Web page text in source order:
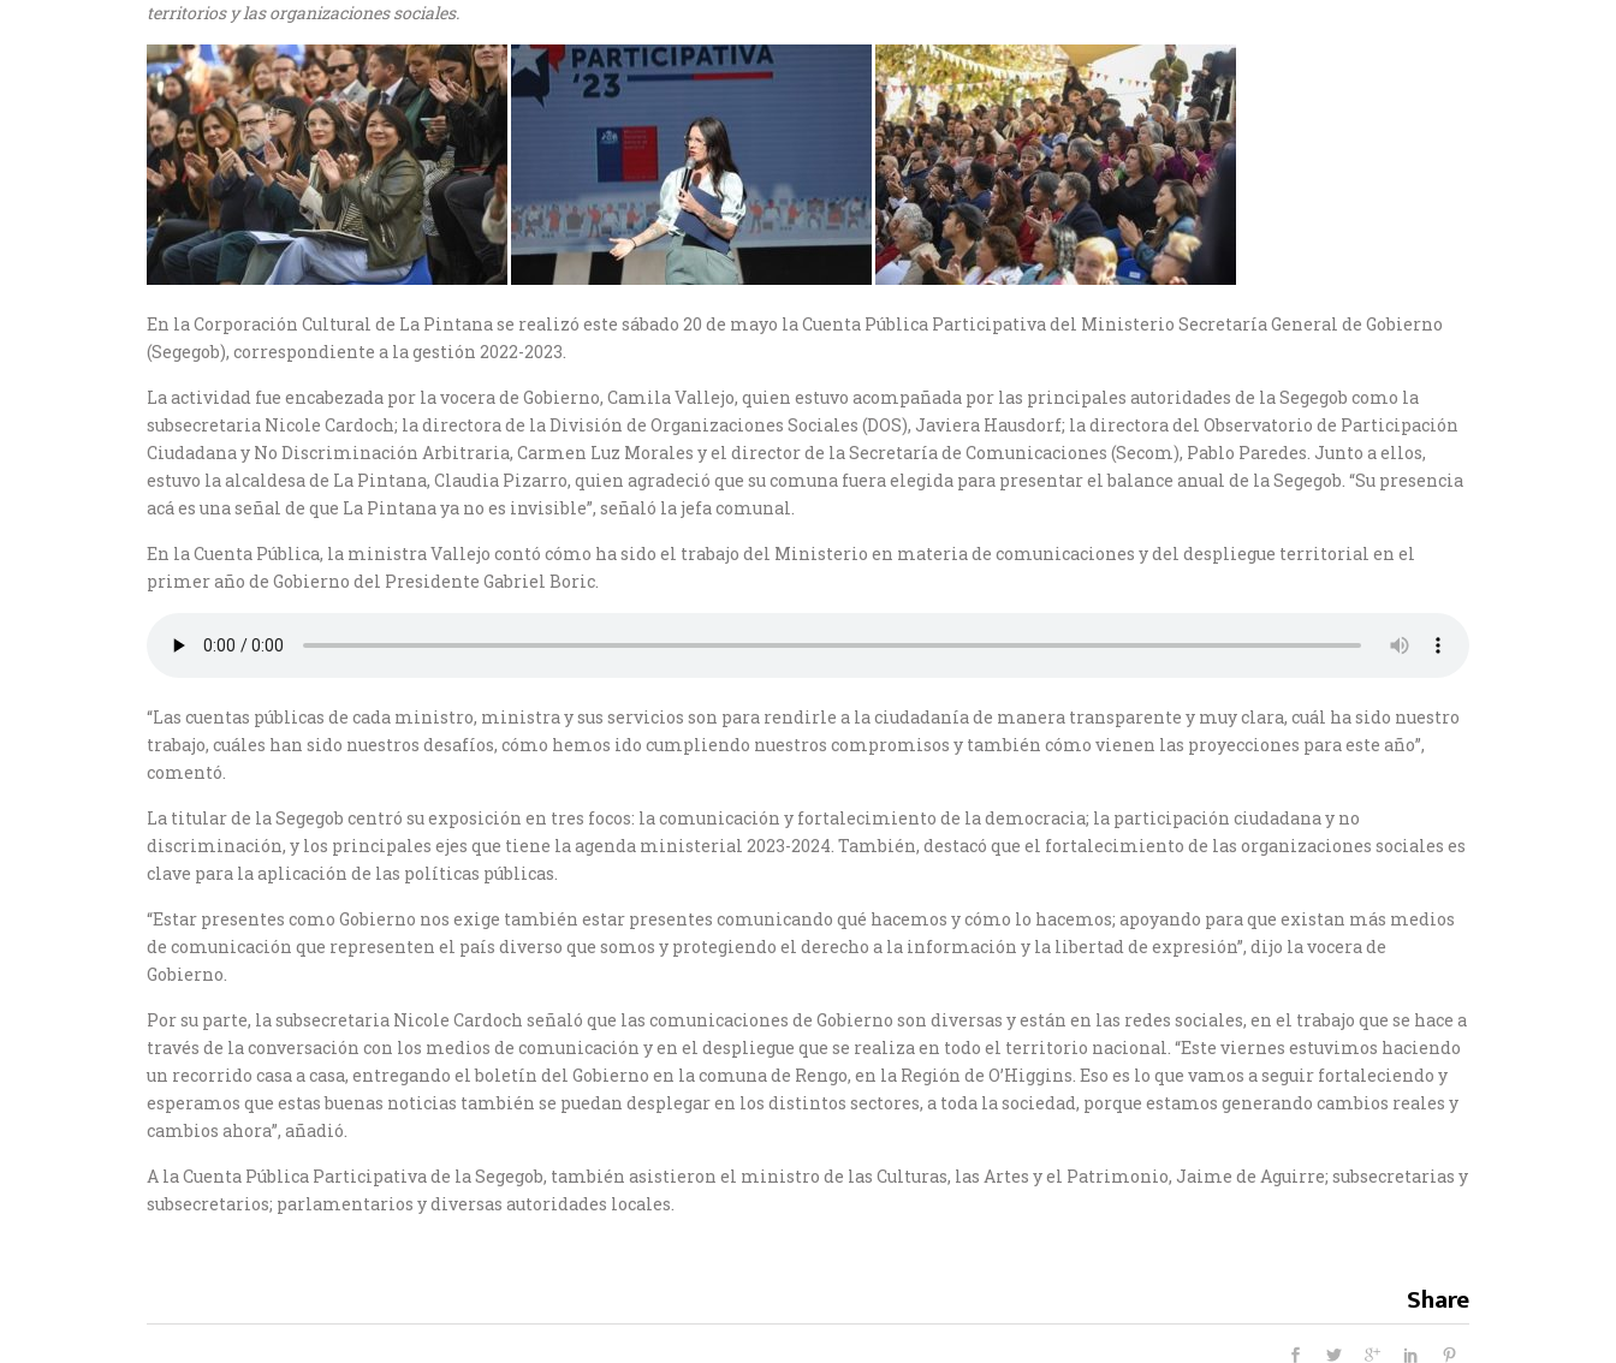
territorios y las organizaciones sociales.
En la Corporación Cultural de La Pintana se realizó este sábado 20 de mayo la Cuenta Pública Participativa del Ministerio Secretaría General de Gobierno
(Segegob), correspondiente a la gestión 2022-2023.
La actividad fue encabezada por la vocera de Gobierno, Camila Vallejo, quien estuvo acompañada por las principales autoridades de la Segegob como la
subsecretaria Nicole Cardoch; la directora de la División de Organizaciones Sociales (DOS), Javiera Hausdorf; la directora del Observatorio de Participación
Ciudadana y No Discriminación Arbitraria, Carmen Luz Morales y el director de la Secretaría de Comunicaciones (Secom), Pablo Paredes. Junto a ellos,
estuvo la alcaldesa de La Pintana, Claudia Pizarro, quien agradeció que su comuna fuera elegida para presentar el balance anual de la Segegob. “Su presencia
acá es una señal de que La Pintana ya no es invisible”, señaló la jefa comunal.
En la Cuenta Pública, la ministra Vallejo contó cómo ha sido el trabajo del Ministerio en materia de comunicaciones y del despliegue territorial en el
primer año de Gobierno del Presidente Gabriel Boric.
“Las cuentas públicas de cada ministro, ministra y sus servicios son para rendirle a la ciudadanía de manera transparente y muy clara, cuál ha sido nuestro
trabajo, cuáles han sido nuestros desafíos, cómo hemos ido cumpliendo nuestros compromisos y también cómo vienen las proyecciones para este año”,
comentó.
La titular de la Segegob centró su exposición en tres focos: la comunicación y fortalecimiento de la democracia; la participación ciudadana y no
discriminación, y los principales ejes que tiene la agenda ministerial 2023-2024. También, destacó que el fortalecimiento de las organizaciones sociales es
clave para la aplicación de las políticas públicas.
“Estar presentes como Gobierno nos exige también estar presentes comunicando qué hacemos y cómo lo hacemos; apoyando para que existan más medios
de comunicación que representen el país diverso que somos y protegiendo el derecho a la información y la libertad de expresión”, dijo la vocera de
Gobierno.
Por su parte, la subsecretaria Nicole Cardoch señaló que las comunicaciones de Gobierno son diversas y están en las redes sociales, en el trabajo que se hace a
través de la conversación con los medios de comunicación y en el despliegue que se realiza en todo el territorio nacional. “Este viernes estuvimos haciendo
un recorrido casa a casa, entregando el boletín del Gobierno en la comuna de Rengo, en la Región de O’Higgins. Eso es lo que vamos a seguir fortaleciendo y
esperamos que estas buenas noticias también se puedan desplegar en los distintos sectores, a toda la sociedad, porque estamos generando cambios reales y
cambios ahora”, añadió.
A la Cuenta Pública Participativa de la Segegob, también asistieron el ministro de las Culturas, las Artes y el Patrimonio, Jaime de Aguirre; subsecretarias y
subsecretarios; parlamentarios y diversas autoridades locales.
Share